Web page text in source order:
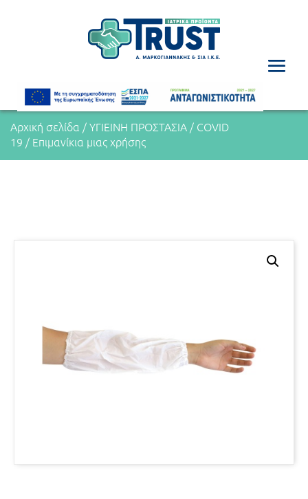
Αρχική σελίδα / ΥΓΙΕΙΝΗ ΠΡΟΣΤΑΣΙΑ / COVID
19 / Επιμανίκια μιας χρήσης